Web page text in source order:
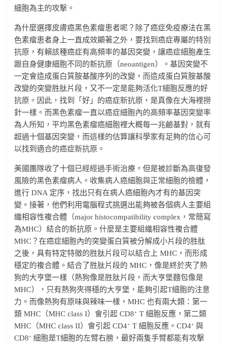
細胞為主的攻擊。
為什麼選擇皮膚癌黑色素瘤患者呢？除了癌症免疫療法在黑
色素瘤患者身上一直成效顯著之外，要找到癌症專屬的特別
抗原，有賴該種癌症有高頻率的基因突變，讓癌症細胞產生
跟自身健康細胞不同的新抗原（neoantigen）。基因突變不
一定會造成蛋白質胺基酸序列的改變，而造成蛋白質胺基酸
改變的突變胜肽片段，又不一定是能夠活化T細胞反應的好
抗原。因此，找到「好」的癌症新抗原，是真像在大海裡撈
針一樣。而黑色素瘤一直以癌症細胞內的高頻率基因突變率
為人所知，平均黑色素瘤癌細胞裡大概每一兆鹼基對，就有
超過十個基因突變，而這樣的估算讓科學家有足夠的信心可
以找到適合的癌症新抗原。
美國團隊收了十個已經經過手術治療，但是被診斷為高復發
風險的黑色素瘤病人。收集病人癌細胞與正常細胞的檢體，
進行 DNA 定序，找出只有在病人癌細胞內才有的基因突
變。接著，他們利用電腦程式挑選出能夠被各個病人主要組
織相容性複合體（major histocompatibility complex，常簡寫
為MHC）結合的新抗原。什麼是主要組織相容性複合體
MHC？在癌症細胞內的突變蛋白質被分解成小片段的胜肽
之後，具有特定特徵的胜肽片段可以結合上 MHC，而形成
穩定的複合體。結合了胜肽片段的 MHC，像是終於夾了熱
狗的大亨堡一樣（熱狗像是胜肽片段，而大亨堡麵包像是
MHC），只有熱狗夾得穩的大亨堡，能夠引起T細胞的注意
力。而像熱狗有原味與辣味一樣，MHC 也有兩大類：第一
類 MHC（MHC class I）會引起 CD8+ T 細胞反應，第二類
MHC（MHC class II）會引起 CD4+ T 細胞反應。CD4+ 與
CD8+細胞是T細胞的左臂右膀，最好兩隻手臂都能有攻擊